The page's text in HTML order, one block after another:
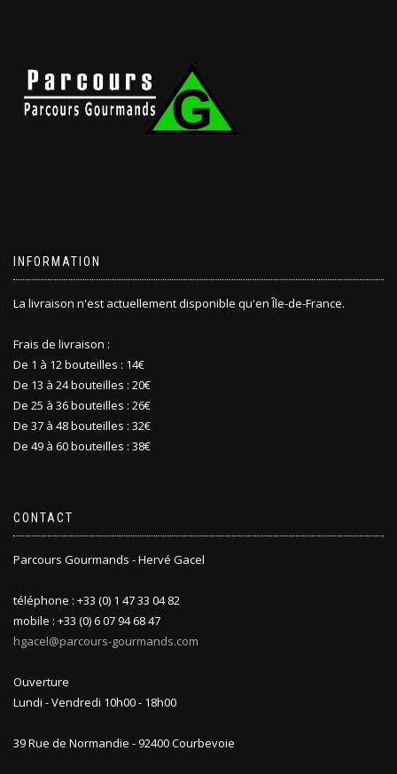
INFORMATION
La livraison n'est actuellement disponible qu'en Île-de-France.
Frais de livraison :
De 1 à 12 bouteilles : 14€
De 13 à 24 bouteilles : 20€
De 25 à 36 bouteilles : 26€
De 37 à 48 bouteilles : 32€
De 49 à 60 bouteilles : 38€
CONTACT
Parcours Gourmands - Hervé Gacel
téléphone : +33 (0) 1 47 33 04 82
mobile : +33 (0) 6 07 94 68 47
hgacel@parcours-gourmands.com
Ouverture
Lundi - Vendredi 10h00 - 18h00
39 Rue de Normandie - 92400 Courbevoie